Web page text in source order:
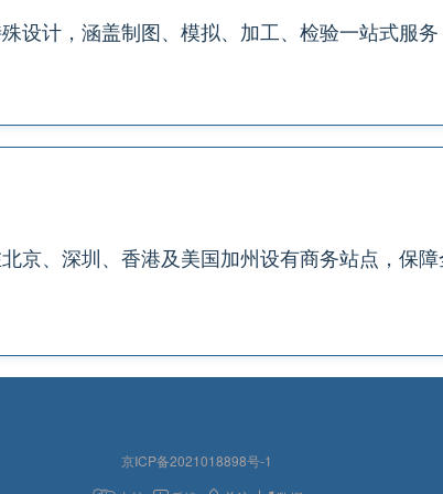
设计，涵盖制图、模拟、加工、检验一站式服务
京、深圳、香港及美国加州设有商务站点，保障
京ICP备2021018898号-1